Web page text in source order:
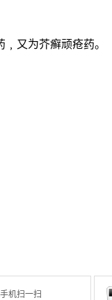
又为芥癣顽疮药。
机扫一扫